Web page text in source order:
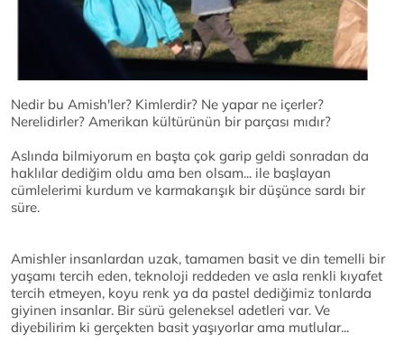
Nedir bu Amish'ler? Kimlerdir? Ne yapar ne içerler?
Nerelidirler? Amerikan kültürünün bir parçası mıdır?
Aslında bilmiyorum en başta çok garip geldi sonradan da
haklılar dediğim oldu ama ben olsam... ile başlayan
cümlelerimi kurdum ve karmakarışık bir düşünce sardı bir
süre.
Amishler insanlardan uzak, tamamen basit ve din temelli bir
yaşamı tercih eden, teknoloji reddeden ve asla renkli kıyafet
tercih etmeyen, koyu renk ya da pastel dediğimiz tonlarda
giyinen insanlar. Bir sürü geleneksel adetleri var. Ve
diyebilirim ki gerçekten basit yaşıyorlar ama mutlular...